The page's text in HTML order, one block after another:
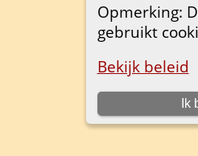
Opmerking:
gebruikt
Bekijk beleid
Ik